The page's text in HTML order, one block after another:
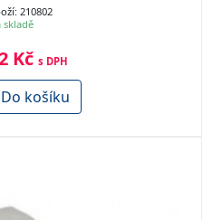
210802
skladě
Kč s DPH
Do košíku